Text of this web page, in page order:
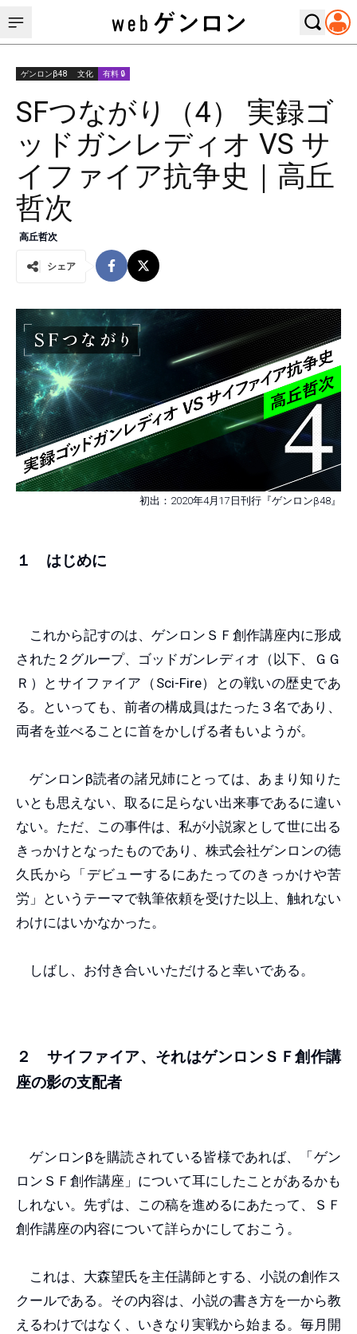
ゲンロンβ48 文化 有料 🔒
SFつながり（4） 実録ゴ
ッドガンレディオ VS サ
イファイア抗争史｜高丘
哲次
高丘哲次
シェア
初出：2020年4月17日刊行『ゲンロンβ48』
１ はじめに
これから記すのは、ゲンロンＳＦ創作講座内に形成
された２グループ、ゴッドガンレディオ（以下、ＧＧ
Ｒ）とサイファイア（Sci-Fire）との戦いの歴史であ
る。といっても、前者の構成員はたった３名であり、
両者を並べることに首をかしげる者もいようが。
ゲンロンβ読者の諸兄姉にとっては、あまり知りた
いとも思えない、取るに足らない出来事であるに違い
ない。ただ、この事件は、私が小説家として世に出る
きっかけとなったものであり、株式会社ゲンロンの徳
久氏から「デビューするにあたってのきっかけや苦
労」というテーマで執筆依頼を受けた以上、触れない
わけにはいかなかった。
しばし、お付き合いいただけると幸いである。
２ サイファイア、それはゲンロンＳＦ創作講
座の影の支配者
ゲンロンβを購読されている皆様であれば、「ゲン
ロンＳＦ創作講座」について耳にしたことがあるかも
しれない。先ずは、この稿を進めるにあたって、ＳＦ
創作講座の内容について詳らかにしておこう。
これは、大森望氏を主任講師とする、小説の創作ス
クールである。その内容は、小説の書き方を一から教
えるわけではなく、いきなり実戦から始まる。毎月開